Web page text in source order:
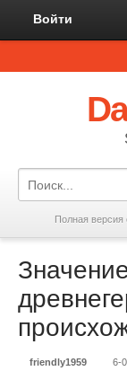
Войти
Полная версия
friendly1959 6-